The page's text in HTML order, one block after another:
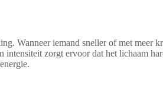
Wanneer iemand sneller of met meer
zorgt ervoor dat het lichaam